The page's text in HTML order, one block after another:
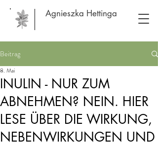
Agnieszka Hettinga
Beitrag
INULIN - NUR ZUM
ABNEHMEN? NEIN. HIER
LESE ÜBER DIE WIRKUNG,
NEBENWIRKUNGEN UND
8. Mai